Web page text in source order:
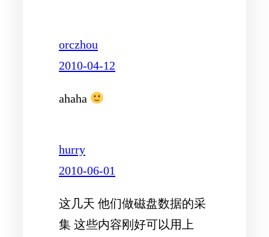
orczhou
2010-04-12
ahaha
hurry
2010-06-01
这几天 他们做磁盘数据的采
集 这些内容刚好可以用上